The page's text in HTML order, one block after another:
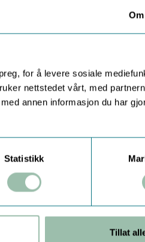
Om
for å levere sosiale
nettstedet vårt, med
annen informasjon du har
Statistikk
Tillat